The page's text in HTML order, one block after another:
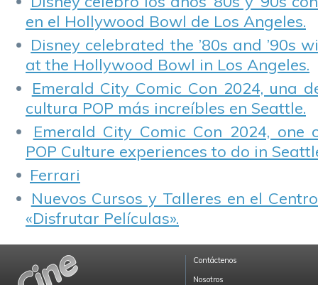
en el Hollywood Bowl de Los Angeles.
Disney celebrated the ’80s and ’90s
at the Hollywood Bowl in Los Angeles.
Emerald City Comic Con 2024, una
cultura POP más increíbles en Seattle.
Emerald City Comic Con 2024,
POP Culture experiences to do in
Ferrari
Nuevos Cursos y Talleres en el
«Disfrutar Películas».
Contáctenos
Nosotros